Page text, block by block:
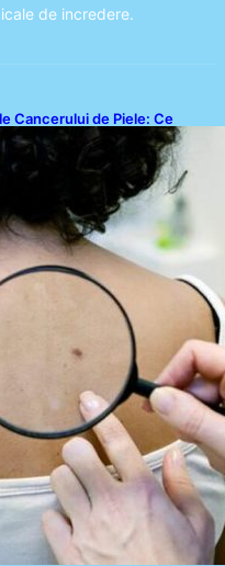
de incredere.
Cancerului de Piele: Ce
a Ne Proteja